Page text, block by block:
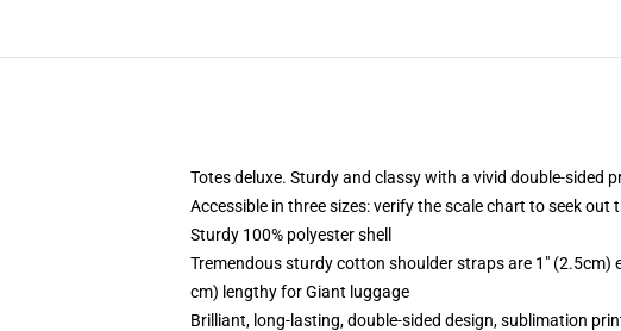
Totes deluxe. Sturdy and classy with a vivid double-sided
Accessible in three sizes: verify the scale chart to seek out
Sturdy 100% polyester shell
Tremendous sturdy cotton shoulder straps are 1" (2.5cm)
cm) lengthy for Giant luggage
Brilliant, long-lasting, double-sided design, sublimation